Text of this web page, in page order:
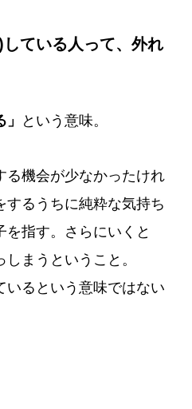
している人って、外れ
という意味。
る機会が少なかったけれ
するうちに純粋な気持ち
指す。さらにいくと
しまうということ。
いるという意味ではない